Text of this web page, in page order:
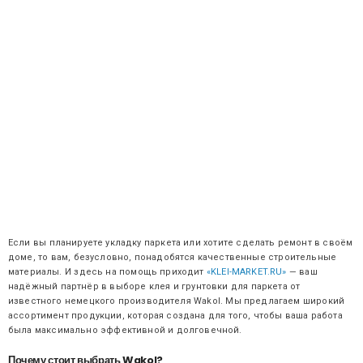
Если вы планируете укладку паркета или хотите сделать ремонт в своём
доме, то вам, безусловно, понадобятся качественные строительные
материалы. И здесь на помощь приходит «KLEI-MARKET.RU» — ваш
надёжный партнёр в выборе клея и грунтовки для паркета от
известного немецкого производителя Wakol. Мы предлагаем широкий
ассортимент продукции, которая создана для того, чтобы ваша работа
была максимально эффективной и долговечной.
Почему стоит выбрать Wakol?